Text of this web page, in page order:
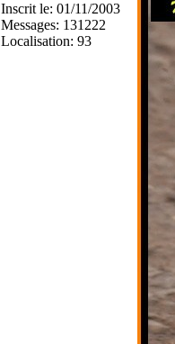
Inscrit le: 01/11/2003
Messages: 131222
Localisation: 93